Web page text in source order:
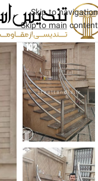
Skip to navigation
Skip to main content